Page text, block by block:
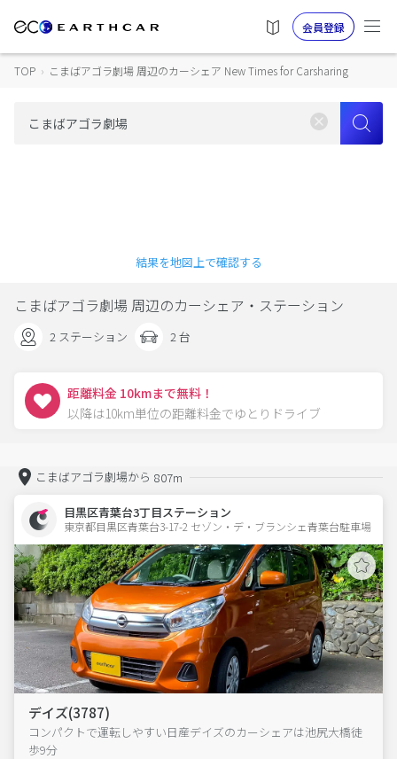
会員登録
TOP › こまばアゴラ劇場 周辺のカーシェア New Times for Carsharing
結果を地図上で確認する
こまばアゴラ劇場 周辺のカーシェア・ステーション
2 ステーション 2 台
距離料金 10kmまで無料！
以降は10km単位の距離料金でゆとりドライブ
こまばアゴラ劇場から 807m
目黒区青葉台3丁目ステーション
東京都目黒区青葉台3-17-2 セゾン・デ・ブランシェ青葉台駐車場
デイズ(3787)
コンパクトで運転しやすい日産デイズのカーシェアは池尻大橋徒
歩9分